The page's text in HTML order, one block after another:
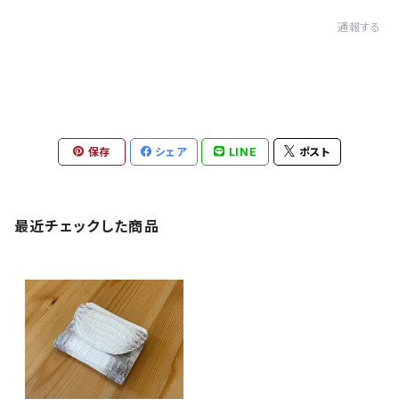
通報する
保存 シェア LINE ポスト
最近チェックした商品